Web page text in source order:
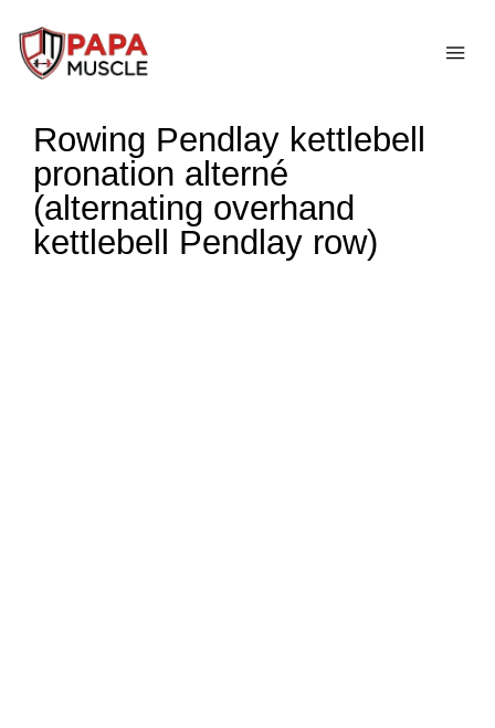
passer
principalRowing Pendlay kettlebell
pronation alterné
(alternating overhand
kettlebell Pendlay row)